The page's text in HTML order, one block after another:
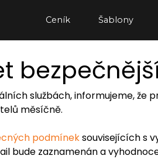
Ceník Šablony
službách, informujeme,
měsíčně.
podmíneksouvisejících s
bude zaznamenán a